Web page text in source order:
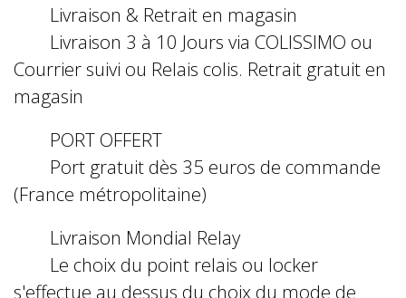
Livraison & Retrait en magasin
Livraison 3 à 10 Jours via COLISSIMO ou
Courrier suivi ou Relais colis. Retrait gratuit en
magasin
PORT OFFERT
Port gratuit dès 35 euros de commande
(France métropolitaine)
Livraison Mondial Relay
Le choix du point relais ou locker
s'effectue au dessus du choix du mode de